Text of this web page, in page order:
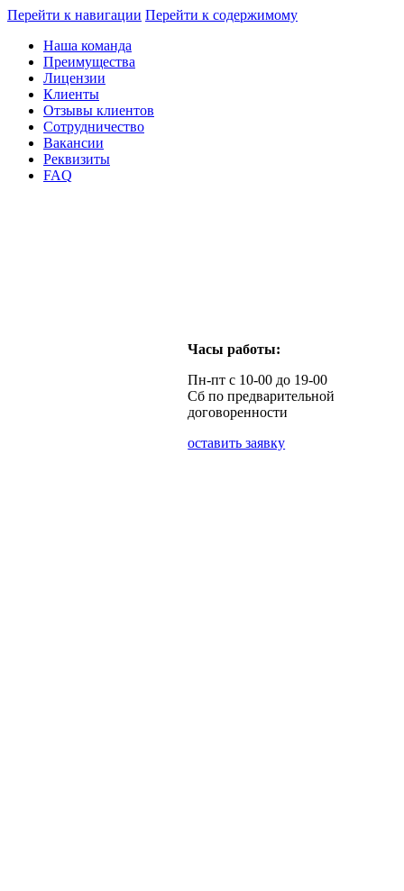
Перейти к навигации Перейти к содержимому
Наша команда
Преимущества
Лицензии
Клиенты
Отзывы клиентов
Сотрудничество
Вакансии
Реквизиты
FAQ
Часы работы:
Пн-пт с 10-00 до 19-00
Сб по предварительной
договоренности
оставить заявку